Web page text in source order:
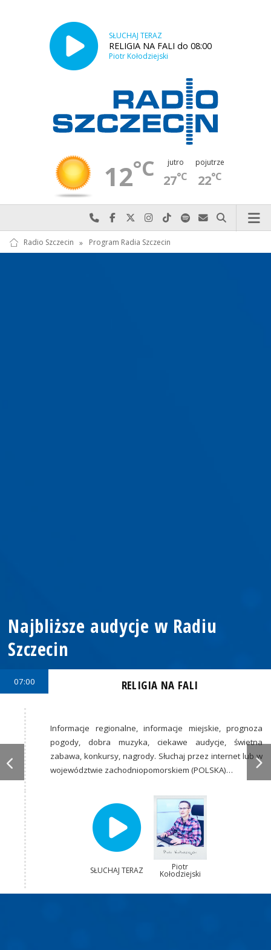
SŁUCHAJ TERAZ
RELIGIA NA FALI do 08:00
Piotr Kołodziejski
12°C jutro
27°C
pojutrze
22°C
Najlepiej po prostu do nas zadzwoń
Odwiedź nas na Facebook-u
Odwiedź nas na X
Odwiedź nas na Instagram-ie
Odwiedź nas na TikTok-u
Szukaj nas na Spotify
Wyślij do nas
Szukaj
Radio Szczecin » Program Radia Szczecin
Najbliższe audycje w Radiu
Szczecin
07:00 RELIGIA NA FALI
Informacje regionalne, informacje miejskie, prognoza
pogody, dobra muzyka, ciekawe audycje, świetna
zabawa, konkursy, nagrody. Słuchaj przez internet lub w
województwie zachodniopomorskiem (POLSKA)…
SŁUCHAJ TERAZ Piotr
Kołodziejski